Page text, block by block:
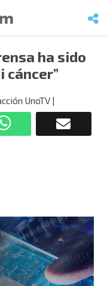
ha sido
cáncer”
UnoTV |